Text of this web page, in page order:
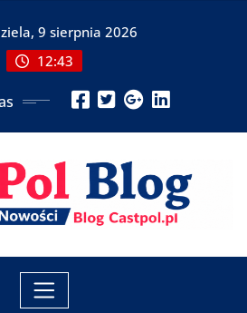
9 sierpnia 2026
12:43